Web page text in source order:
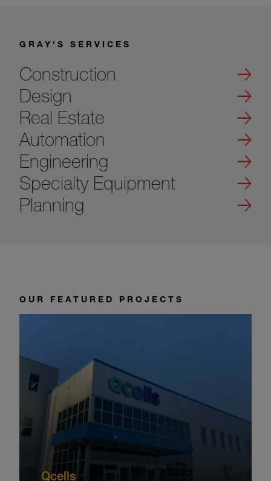
GRAY'S SERVICES
Construction
Design
Real Estate
Automation
Engineering
Specialty Equipment
Planning
OUR FEATURED PROJECTS
Qcells